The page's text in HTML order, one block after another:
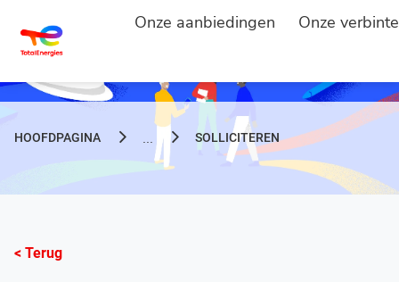
Onze aanbiedingen Onze
HOOFDPAGINA SOLLICITEREN
< Terug